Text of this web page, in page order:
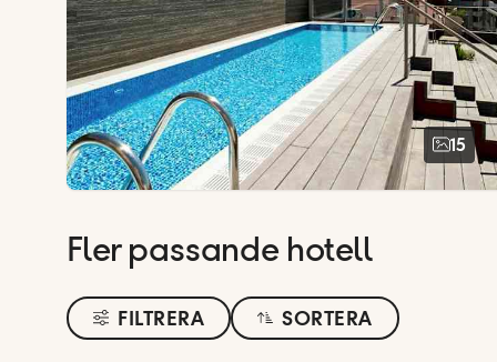
15
Fler passande hotell
FILTRERA SORTERA